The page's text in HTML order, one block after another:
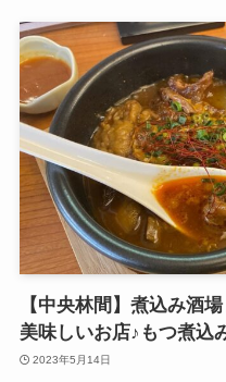
【中央林間】煮込み酒
美味しいお店♪もつ煮込
2023年5月14日